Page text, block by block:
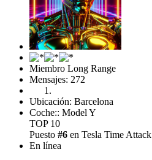
Miembro Long Range
Mensajes: 272
Ubicación: Barcelona
Coche:: Model Y
TOP 10
Puesto #6 en Tesla Time Attack
En línea